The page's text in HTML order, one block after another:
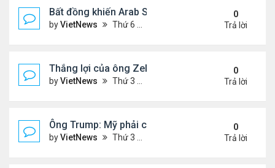
Bất đồng khiến Arab Saudi và UAE từ đồng minh
byVietNews Thứ 6 Tháng 1 02, 2026 5:25 pm
0
Trả lời
Thắng lợi của ông Zelensky khi hội đàm với ông
byVietNews Thứ 3 Tháng 12 30, 2025 4:49 pm
0
Trả lời
Ông Trump: Mỹ phải có được Greenland
byVietNews Thứ 3 Tháng 12 23, 2025 3:11 pm
0
Trả lời